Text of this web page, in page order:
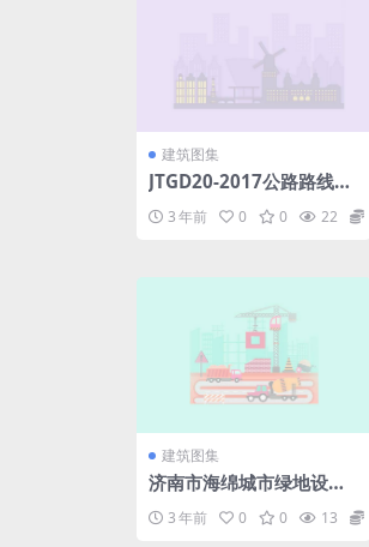
建筑图集
JTGD20-2017公路路线设
3 年前 0 0 22
建筑图集
济南市海绵城市绿地设计
导则山地与平原复合型城
市绿地低影响开发雨水系
3 年前 0 0 13